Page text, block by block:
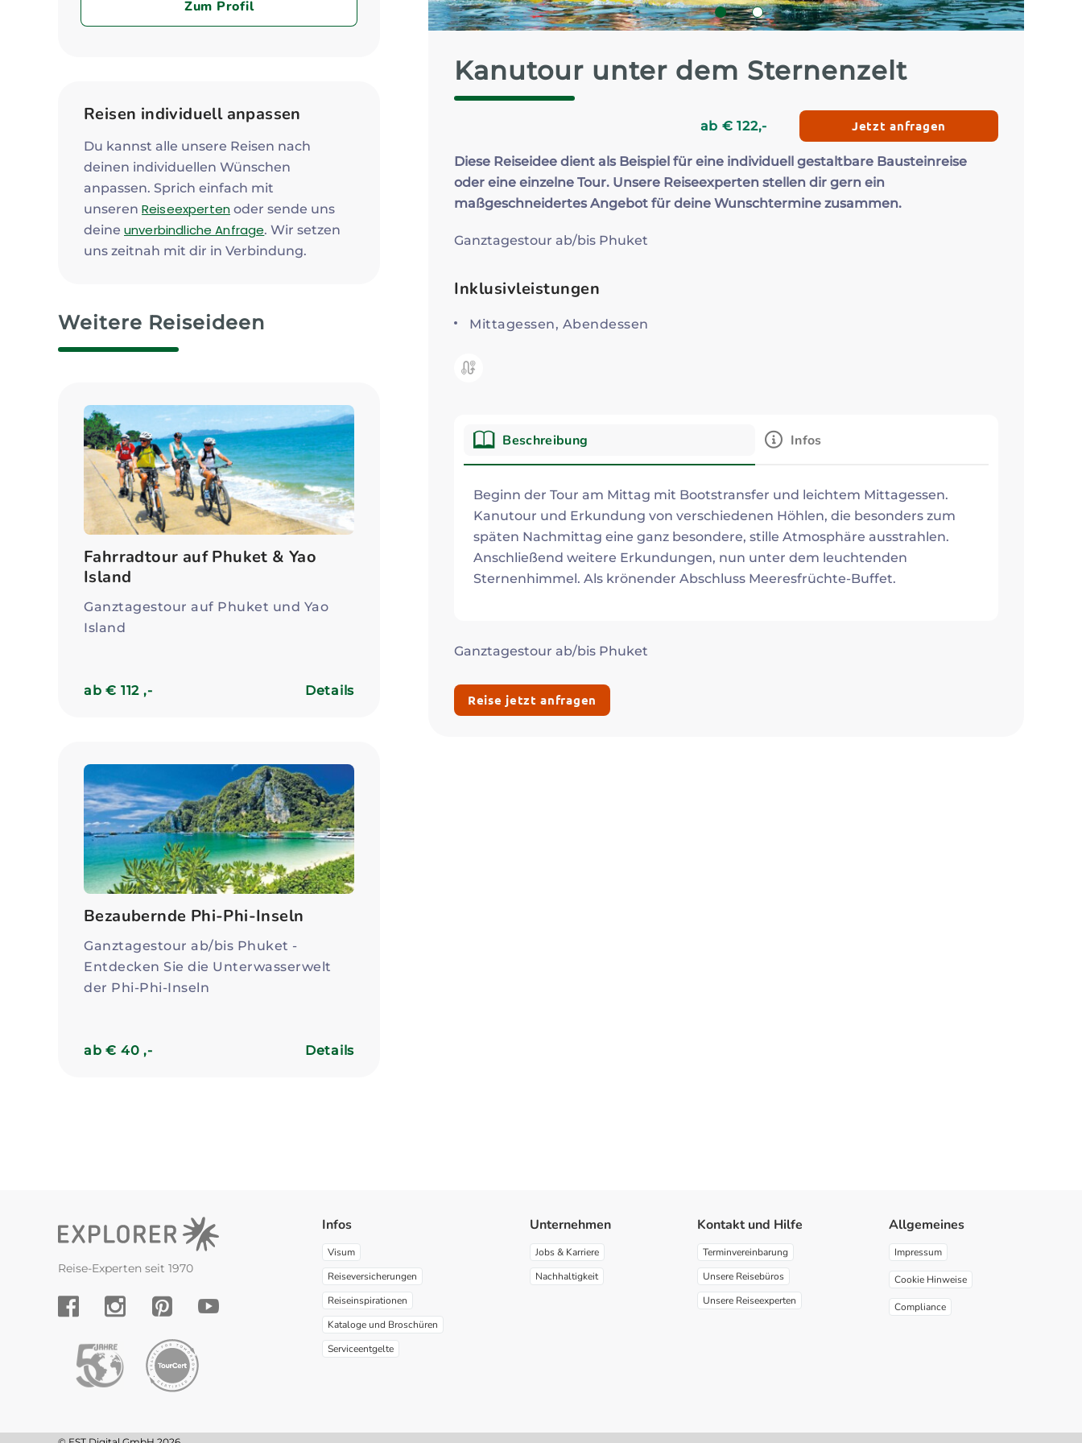
1 2
Kanutour unter dem Sternenzelt
ab €122,- Jetzt anfragen
Diese Reiseidee dient als Beispiel für eine individuell gestaltbare Bausteinreise
oder eine einzelne Tour. Unsere Reiseexperten stellen dir gern ein
maßgeschneidertes Angebot für deine Wunschtermine zusammen.
Ganztagestour ab/bis Phuket
Inklusivleistungen
Mittagessen, Abendessen
Kategorie:
Beschreibung Infos
Beschreibung
Beginn der Tour am Mittag mit Bootstransfer und leichtem Mittagessen.
Kanutour und Erkundung von verschiedenen Höhlen, die besonders zum
späten Nachmittag eine ganz besondere, stille Atmosphäre ausstrahlen.
Anschließend weitere Erkundungen, nun unter dem leuchtenden
Sternenhimmel. Als krönender Abschluss Meeresfrüchte-Buffet.
Ganztagestour ab/bis Phuket
Reise jetzt anfragen
Zum Profil Zum Profil Zum Profil
Reisen individuell anpassen
Du kannst alle unsere Reisen nach
deinen individuellen Wünschen
anpassen. Sprich einfach mit
unseren Reiseexpertenoder sende uns
deine unverbindliche Anfrage. Wir setzen
uns zeitnah mit dir in Verbindung.
Weitere Reiseideen
Fahrradtour auf Phuket & Yao
Island
Ganztagestour auf Phuket und Yao
Island
ab € 112 ,- Details
Bezaubernde Phi-Phi-Inseln
Ganztagestour ab/bis Phuket -
Entdecken Sie die Unterwasserwelt
der Phi-Phi-Inseln
ab € 40 ,- Details
Reise-Experten seit 1970
Infos
Visum
Reiseversicherungen
Reiseinspirationen
Kataloge und Broschüren
Serviceentgelte
Unternehmen
Jobs & Karriere
Nachhaltigkeit
Kontakt und Hilfe
Terminvereinbarung
Unsere Reisebüros
Unsere Reiseexperten
Allgemeines
Impressum
Cookie Hinweise
Compliance